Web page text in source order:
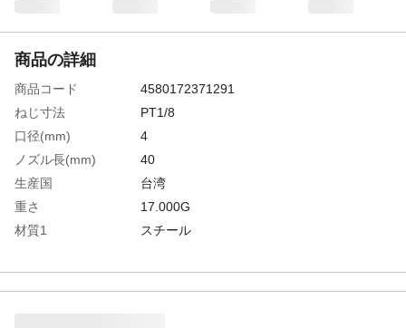
商品の詳細
商品コード
4580172371291
ねじ寸法
PT1/8
口径(mm)
4
ノズル長(mm)
40
生産国
台湾
重さ
17.000G
材質1
スチール